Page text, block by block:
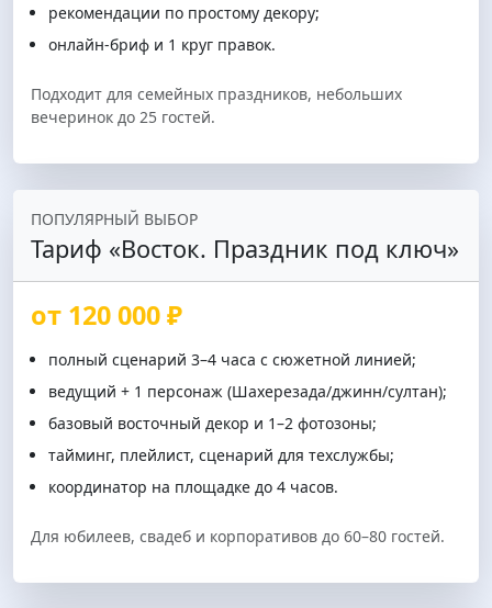
рекомендации по простому декору;
онлайн‑бриф и 1 круг правок.
Подходит для семейных праздников, небольших
вечеринок до 25 гостей.
ПОПУЛЯРНЫЙ ВЫБОР
Тариф «Восток. Праздник под ключ»
от 120 000 ₽
полный сценарий 3–4 часа с сюжетной линией;
ведущий + 1 персонаж (Шахерезада/джинн/султан);
базовый восточный декор и 1–2 фотозоны;
тайминг, плейлист, сценарий для техслужбы;
координатор на площадке до 4 часов.
Для юбилеев, свадеб и корпоративов до 60–80 гостей.